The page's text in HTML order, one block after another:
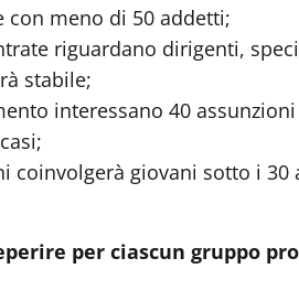
con meno di 50 addetti;
riguardano dirigenti,
stabile;
interessano 40
coinvolgerà giovani sotto i
per ciascun gruppo